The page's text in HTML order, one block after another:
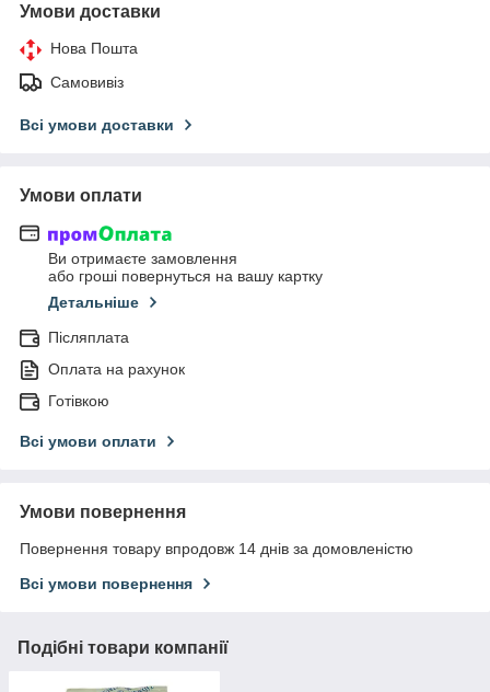
Умови доставки
Нова Пошта
Самовивіз
Всі умови доставки
Умови оплати
Ви отримаєте замовлення
або гроші повернуться на вашу картку
Детальніше
Післяплата
Оплата на рахунок
Готівкою
Всі умови оплати
Умови повернення
Повернення товару впродовж 14 днів за домовленістю
Всі умови повернення
Подібні товари компанії